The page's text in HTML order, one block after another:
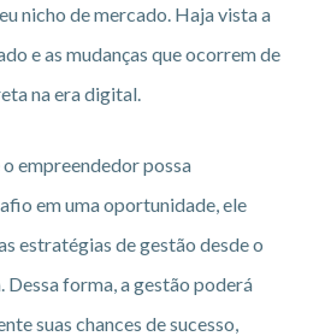
nicho de mercado. Haja vista a
e as mudanças que ocorrem de
na era digital.
empreendedor possa
em uma oportunidade, ele
estratégias de gestão desde o
Dessa forma, a gestão poderá
suas chances de sucesso,